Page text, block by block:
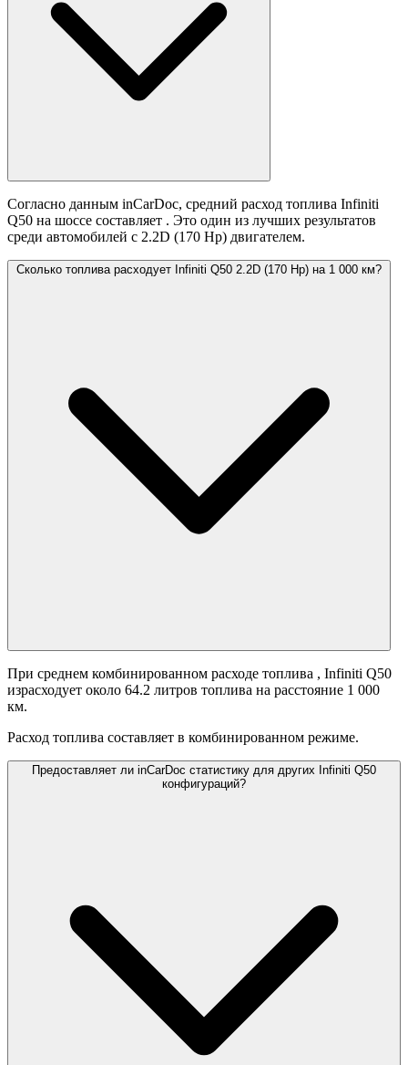
Согласно данным inCarDoc, средний расход топлива Infiniti
Q50 на шоссе составляет . Это один из лучших результатов
среди автомобилей с 2.2D (170 Hp) двигателем.
Сколько топлива расходует Infiniti Q50 2.2D (170 Hp) на 1 000 км?
При среднем комбинированном расходе топлива , Infiniti Q50
израсходует около 64.2 литров топлива на расстояние 1 000
км.
Расход топлива составляет в комбинированном режиме.
Предоставляет ли inCarDoc статистику для других Infiniti Q50
конфигураций?